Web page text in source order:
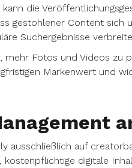
die
gestohlener Content sich
Suchergebnisse
Fotos und Videos zu
Markenwert und
ausschließlich auf
digitale